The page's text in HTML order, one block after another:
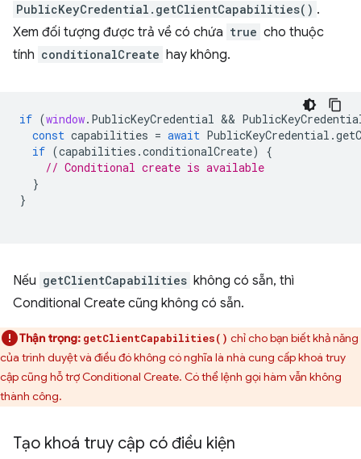
PublicKeyCredential.getClientCapabilities() .
Xem đối tượng được trả về có chứa true cho thuộc
tính conditionalCreate hay không.
if (window. PublicKeyCredential &&
const capabilities = await PublicKeyCredential .
if (capabilities .conditionalCreate)
{
// Conditional create is available
}
}
Nếu getClientCapabilities không có sẵn, thì
Conditional Create cũng không có sẵn.
Thận trọng: getClientCapabilities() chỉ cho bạn biết khả năng
của trình duyệt và điều đó không có nghĩa là nhà cung cấp khoá truy
cập cũng hỗ trợ Conditional Create. Có thể lệnh gọi hàm vẫn không
thành công.
Tạo khoá truy cập có điều kiện